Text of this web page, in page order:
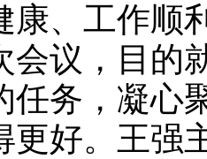
康、工作顺
会议，目的
任务，凝心
更好。王强